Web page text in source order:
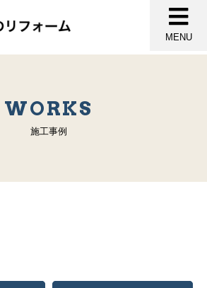
MENU
WORKS
施工事例